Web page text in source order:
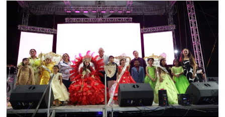
fundamento